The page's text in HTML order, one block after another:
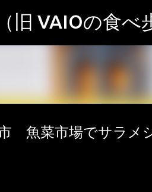
スキップしてメイン コンテンツ
VAIOの食べ
魚菜市場でサラメ